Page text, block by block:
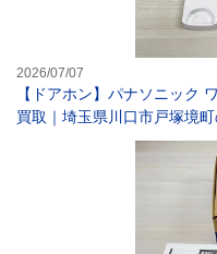
2026/07/07
【ドアホン】パナソニック
買取｜埼玉県川口市戸塚境